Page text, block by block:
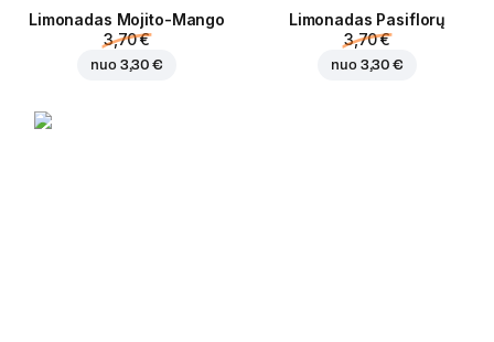
Limonadas Mojito-Mango
3,70 €
nuo 3,30 €
Limonadas Pasiflorų
3,70 €
nuo 3,30 €